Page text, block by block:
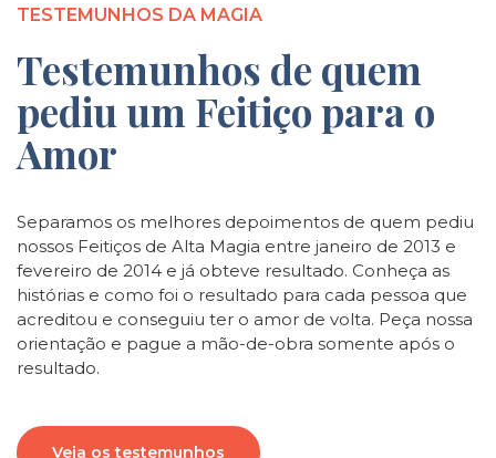
TESTEMUNHOS DA MAGIA
Testemunhos de quem
pediu um Feitiço para o
Amor
Separamos os melhores depoimentos de quem pediu
nossos Feitiços de Alta Magia entre janeiro de 2013 e
fevereiro de 2014 e já obteve resultado. Conheça as
histórias e como foi o resultado para cada pessoa que
acreditou e conseguiu ter o amor de volta. Peça nossa
orientação e pague a mão-de-obra somente após o
resultado.
Veja os testemunhos